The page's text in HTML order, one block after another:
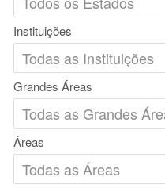
Instituições
Grandes Áreas
Áreas